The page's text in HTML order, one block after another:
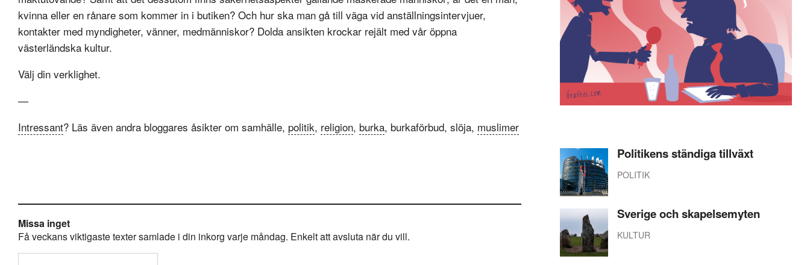
kvinna eller en rånare som kommer in i butiken? Och hur ska man gå till väga vid anställningsintervjuer,
kontakter med myndigheter, vänner, medmänniskor? Dolda ansikten krockar rejält med vår öppna
västerländska kultur.
Välj din verklighet.
—
Intressant? Läs även andra bloggares åsikter om samhälle, politik, religion, burka, burkaförbud, slöja, muslimer
Missa inget
Få veckans viktigaste texter samlade i din inkorg varje måndag. Enkelt att avsluta när du vill.
Politikens ständiga tillväxt
POLITIK
Sverige och skapelsemyten
KULTUR